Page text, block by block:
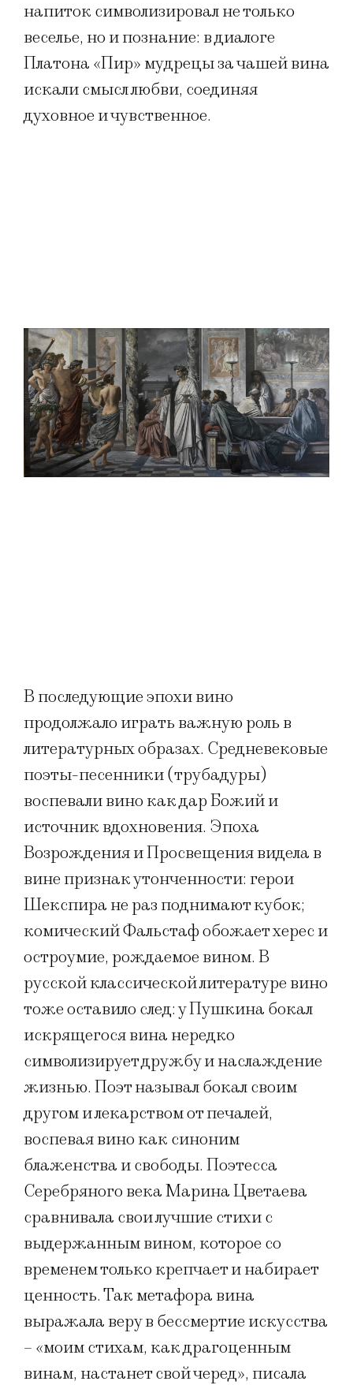
напиток символизировал не только
веселье, но и познание: в диалоге
Платона «Пир» мудрецы за чашей вина
искали смысл любви, соединяя
духовное и чувственное.
В последующие эпохи вино
продолжало играть важную роль в
литературных образах. Средневековые
поэты-песенники (трубадуры)
воспевали вино как дар Божий и
источник вдохновения. Эпоха
Возрождения и Просвещения видела в
вине признак утонченности: герои
Шекспира не раз поднимают кубок;
комический Фальстаф обожает херес и
остроумие, рождаемое вином. В
русской классической литературе вино
тоже оставило след: у Пушкина бокал
искрящегося вина нередко
символизирует дружбу и наслаждение
жизнью. Поэт называл бокал своим
другом и лекарством от печалей,
воспевая вино как синоним
блаженства и свободы. Поэтесса
Серебряного века Марина Цветаева
сравнивала свои лучшие стихи с
выдержанным вином, которое со
временем только крепчает и набирает
ценность. Так метафора вина
выражала веру в бессмертие искусства
– «моим стихам, как драгоценным
винам, настанет свой черед», писала